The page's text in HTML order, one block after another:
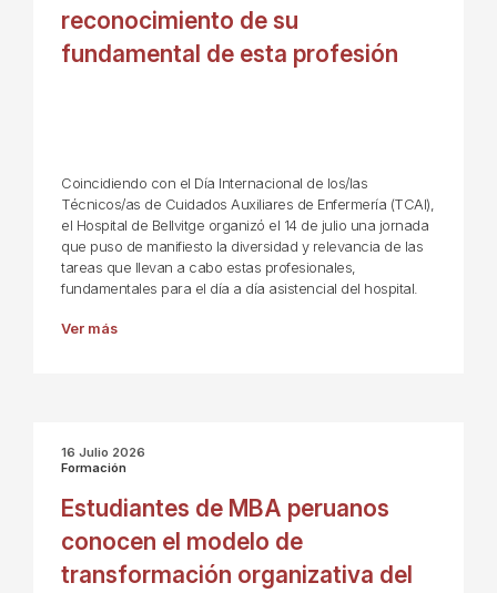
reconocimiento de su
fundamental de esta profesión
Coincidiendo con el Día Internacional de los/las
Técnicos/as de Cuidados Auxiliares de Enfermería (TCAI),
el Hospital de Bellvitge organizó el 14 de julio una jornada
que puso de manifiesto la diversidad y relevancia de las
tareas que llevan a cabo estas profesionales,
fundamentales para el día a día asistencial del hospital.
Ver más
16 Julio 2026
Formación
Estudiantes de MBA peruanos
conocen el modelo de
transformación organizativa del